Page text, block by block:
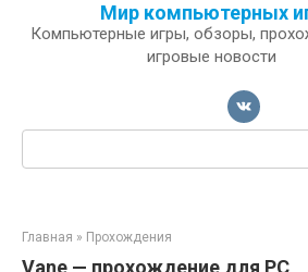
Мир компьютерных
Компьютерные игры, обзоры,
игровые новости
Поиск:
Главная » Прохождения
Vane — прохождение для PC